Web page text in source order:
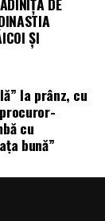
ȘI
la prânz, cu
cu
bună”